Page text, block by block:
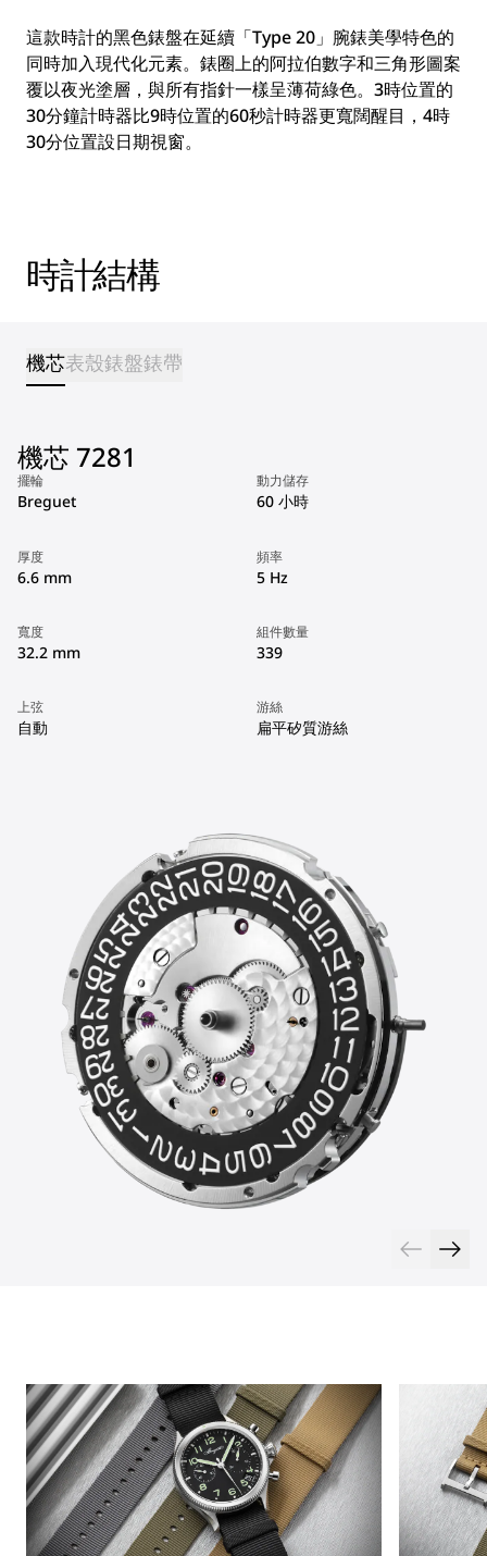
這款時計的黑色錶盤在延續「Type 20」腕錶美學特色的
同時加入現代化元素。錶圈上的阿拉伯數字和三角形圖案
覆以夜光塗層，與所有指針一樣呈薄荷綠色。3時位置的
30分鐘計時器比9時位置的60秒計時器更寬闊醒目，4時
30分位置設日期視窗。
時計結構
機芯表殼錶盤錶帶
機芯 7281
擺輪
Breguet
動力儲存
60 小時
厚度
6.6 mm
頻率
5 Hz
寬度
32.2 mm
組件數量
339
上弦
自動
游絲
扁平矽質游絲